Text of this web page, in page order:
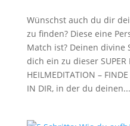
Wünschst auch du dir
zu finden? Diese eine
Match ist? Deinen divine
dich ein zu dieser SUPER
HEILMEDITATION –
IN DIR, in der du deinen...